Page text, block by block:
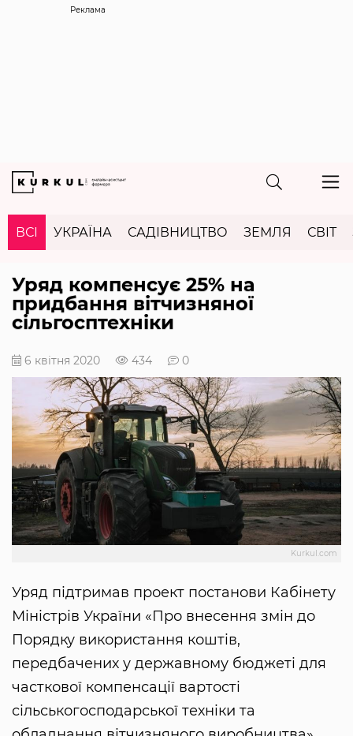
Реклама
ВСІ УКРАЇНА САДІВНИЦТВО ЗЕМЛЯ СВІТ
Уряд компенсує 25% на
придбання вітчизняної
сільгосптехніки
6 квітня 2020 434 0
Kurkul.com
Уряд підтримав проект постанови Кабінету
Міністрів України «Про внесення змін до
Порядку використання коштів,
передбачених у державному бюджеті для
часткової компенсації вартості
сільськогосподарської техніки та